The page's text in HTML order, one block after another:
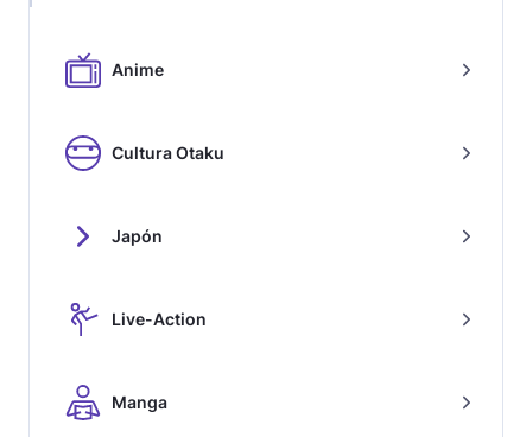
Anime
Cultura Otaku
Japón
Live-Action
Manga